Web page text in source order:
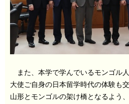
また、本学で学んでいるモンゴル
大使ご自身の日本留学時代の体験も
山形とモンゴルの架け橋となるよう